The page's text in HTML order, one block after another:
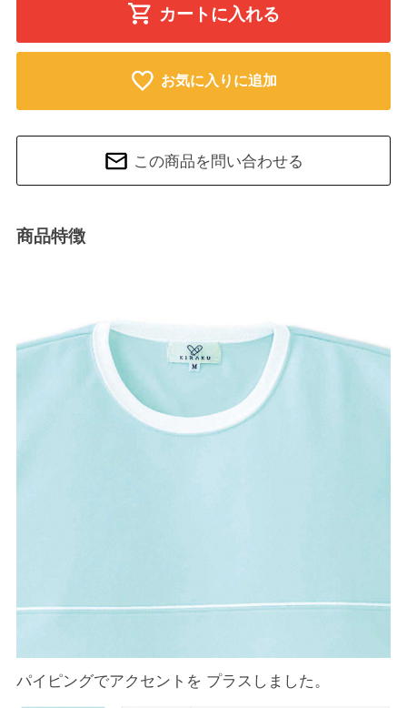
カートに入れる
お気に入りに追加
この商品を問い合わせる
商品特徴
パイピングでアクセントを プラスしました。